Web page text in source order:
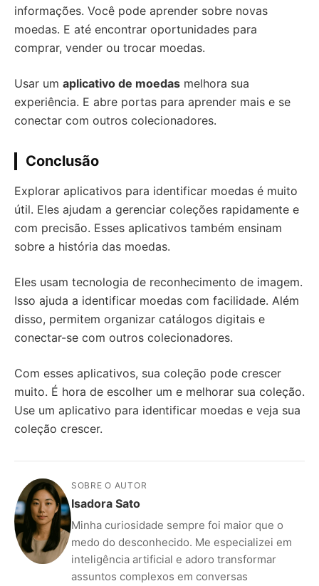
informações. Você pode aprender sobre novas
moedas. E até encontrar oportunidades para
comprar, vender ou trocar moedas.
Usar um aplicativo de moedas melhora sua
experiência. E abre portas para aprender mais e se
conectar com outros colecionadores.
Conclusão
Explorar aplicativos para identificar moedas é muito
útil. Eles ajudam a gerenciar coleções rapidamente e
com precisão. Esses aplicativos também ensinam
sobre a história das moedas.
Eles usam tecnologia de reconhecimento de imagem.
Isso ajuda a identificar moedas com facilidade. Além
disso, permitem organizar catálogos digitais e
conectar-se com outros colecionadores.
Com esses aplicativos, sua coleção pode crescer
muito. É hora de escolher um e melhorar sua coleção.
Use um aplicativo para identificar moedas e veja sua
coleção crescer.
SOBRE O AUTOR
Isadora Sato
Minha curiosidade sempre foi maior que o
medo do desconhecido. Me especializei em
inteligência artificial e adoro transformar
assuntos complexos em conversas